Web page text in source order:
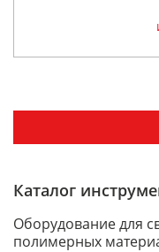
Каталог
Оборудование для
полимерных